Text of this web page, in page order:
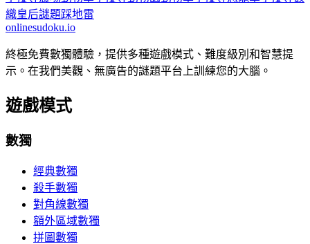
織皇后謎題踩地雷
onlinesudoku.io
終極免費數獨體驗，提供多種遊戲模式、難度級別和智慧提
示。在我們美觀、無廣告的謎題平台上訓練您的大腦。
遊戲模式
數獨
經典數獨
殺手數獨
對角線數獨
額外區域數獨
拼圖數獨